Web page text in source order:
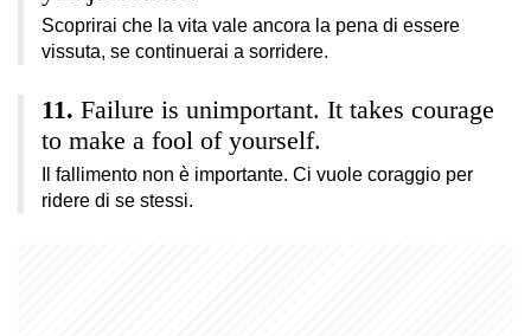
Scoprirai che la vita vale ancora la pena di essere
vissuta, se continuerai a sorridere.
Failure is unimportant. It takes courage
to make a fool of yourself.
Il fallimento non è importante. Ci vuole coraggio per
ridere di se stessi.